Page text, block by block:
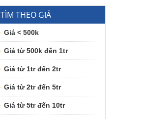
TÌM THEO GIÁ
Giá < 500k
Giá từ 500k đến 1tr
Giá từ 1tr đến 2tr
Giá từ 2tr đến 5tr
Giá từ 5tr đến 10tr